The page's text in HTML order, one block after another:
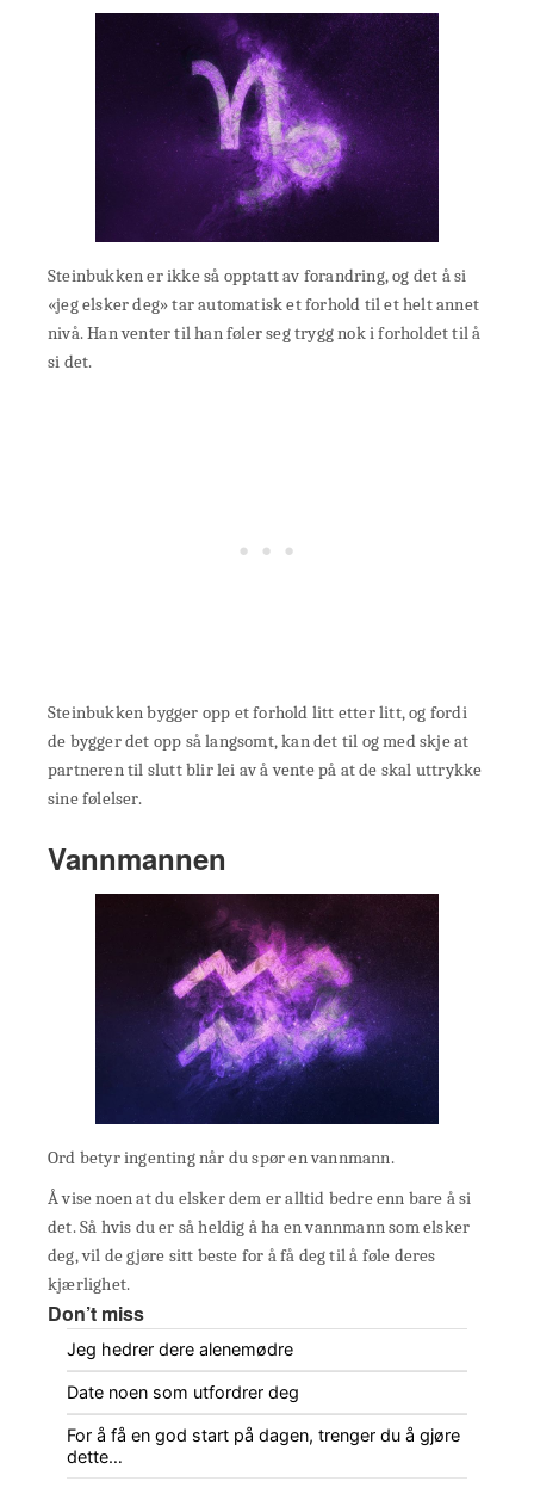
Steinbukken er ikke så opptatt av forandring, og det å si
«jeg elsker deg» tar automatisk et forhold til et helt annet
nivå. Han venter til han føler seg trygg nok i forholdet til å
si det.
Steinbukken bygger opp et forhold litt etter litt, og fordi
de bygger det opp så langsomt, kan det til og med skje at
partneren til slutt blir lei av å vente på at de skal uttrykke
sine følelser.
Vannmannen
Ord betyr ingenting når du spør en vannmann.
Å vise noen at du elsker dem er alltid bedre enn bare å si
det. Så hvis du er så heldig å ha en vannmann som elsker
deg, vil de gjøre sitt beste for å få deg til å føle deres
kjærlighet.
Don’t miss
Jeg hedrer dere alenemødre
Date noen som utfordrer deg
For å få en god start på dagen, trenger du å gjøre
dette…